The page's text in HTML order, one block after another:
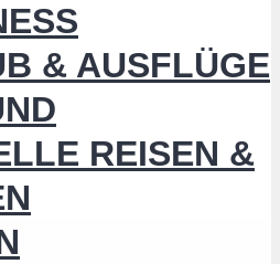
& AUSFLÜGE
REISEN &